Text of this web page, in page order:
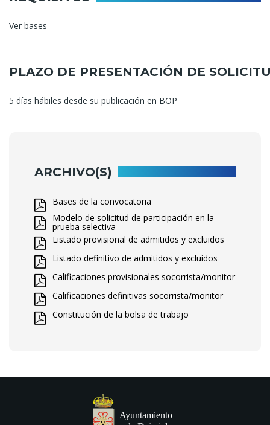
Ver bases
PLAZO DE PRESENTACIÓN DE
5 días hábiles desde su publicación en BOP
ARCHIVO(S)
Bases de la convocatoria
Modelo de solicitud de participación en la
prueba selectiva
Listado provisional de admitidos y excluidos
Listado definitivo de admitidos y excluidos
Calificaciones provisionales socorrista/monitor
Calificaciones definitivas socorrista/monitor
Constitución de la bolsa de trabajo